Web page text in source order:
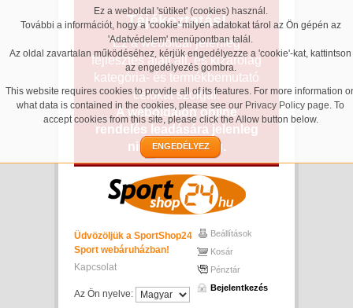
Ez a weboldal 'sütiket' (cookies) használ.
További a információt, hogy a 'cookie' milyen adatokat tárol az Ön gépén az
'Adatvédelem' menüpontban talál.
Az oldal zavartalan működéséhez, kérjük engedélyezze a 'cookie'-kat, kattintson
az engedélyezés gombra.
This website requires cookies to provide all of its features. For more information
what data is contained in the cookies, please see our Privacy Policy page. To
accept cookies from this site, please click the Allow button below.
ENGEDÉLYEZ
Tájékoztatás!
Ez a weboldal jelenleg
fejlesztés alatt áll, és kizárólag
kategória- és termékbemutató
célokat szolgál.
A weboldalon online
rendelés leadására jelenleg
nincs lehetőség.
Üdvözöljük a SportShop24
Sport webáruházban!
Kapcsolat
Az Ön nyelve:
Beállítások
Kosár
Pénztár
Bejelentkezés